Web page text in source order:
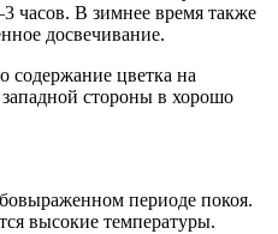
часов. В зимнее время также
досвечивание.
содержание цветка на
стороны в хорошо
периоде покоя.
высокие температуры.